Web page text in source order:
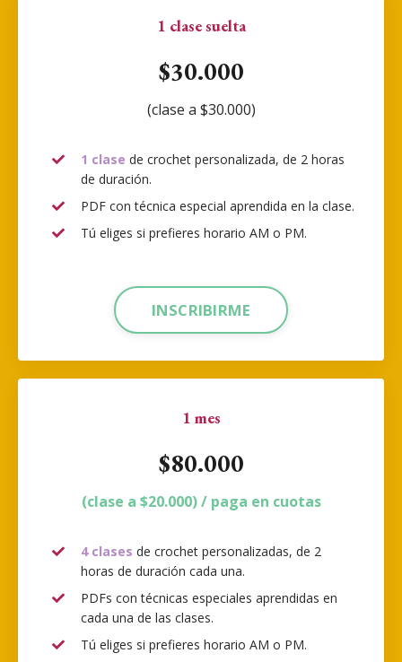
1 clase suelta
$30.000
(clase a $30.000)
1 clase de crochet personalizada, de 2 horas
de duración.
PDF con técnica especial aprendida en la clase.
Tú eliges si prefieres horario AM o PM.
INSCRIBIRME
1 mes
$80.000
(clase a $20.000) / paga en cuotas
4 clases de crochet personalizadas, de 2
horas de duración cada una.
PDFs con técnicas especiales aprendidas en
cada una de las clases.
Tú eliges si prefieres horario AM o PM.